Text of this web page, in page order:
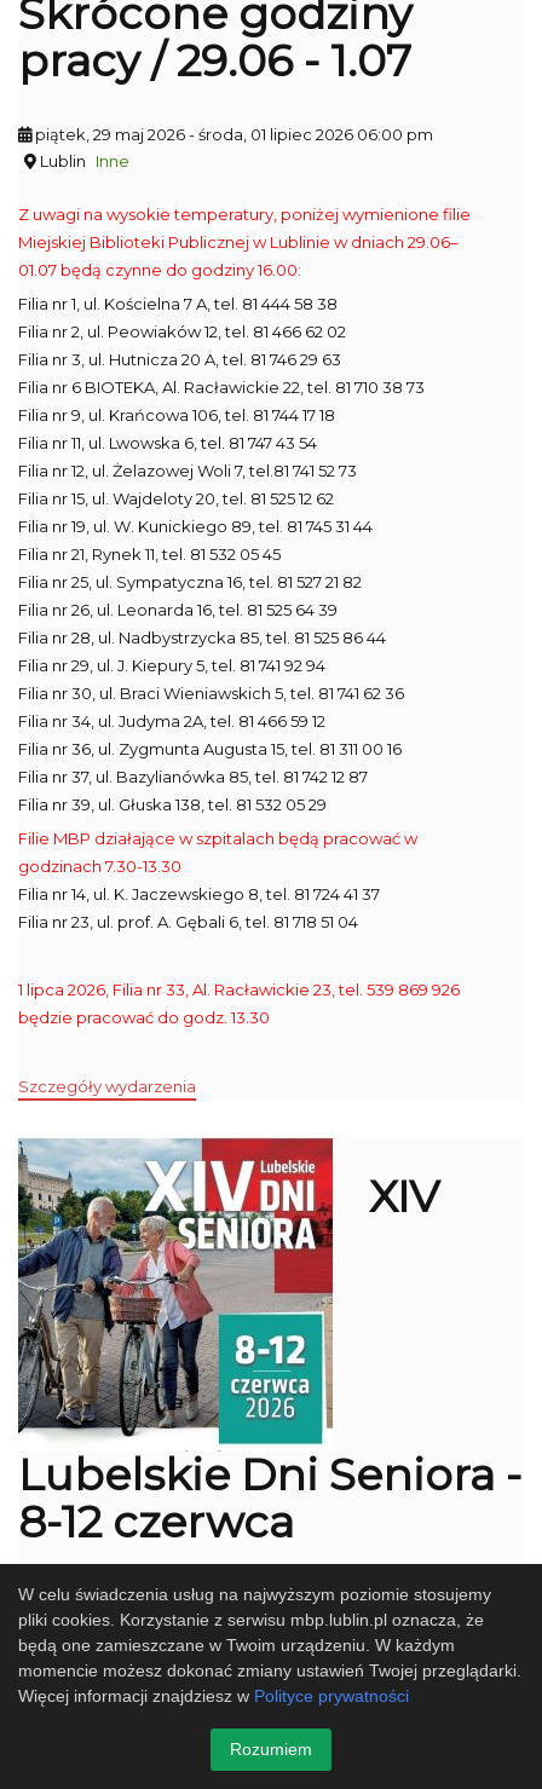
Skrócone godziny
pracy / 29.06 - 1.07
piątek, 29 maj 2026- środa, 01 lipiec 2026 06:00 pm
Lublin
Inne
Z uwagi na wysokie temperatury, poniżej wymienione filie
Miejskiej Biblioteki Publicznej w Lublinie w dniach 29.06–
01.07 będą czynne do godziny 16.00:
Filia nr 1, ul. Kościelna 7 A, tel. 81 444 58 38
Filia nr 2, ul. Peowiaków 12, tel. 81 466 62 02
Filia nr 3, ul. Hutnicza 20 A, tel. 81 746 29 63
Filia nr 6 BIOTEKA, Al. Racławickie 22, tel. 81 710 38 73
Filia nr 9, ul. Krańcowa 106, tel. 81 744 17 18
Filia nr 11, ul. Lwowska 6, tel. 81 747 43 54
Filia nr 12, ul. Żelazowej Woli 7, tel.81 741 52 73
Filia nr 15, ul. Wajdeloty 20, tel. 81 525 12 62
Filia nr 19, ul. W. Kunickiego 89, tel. 81 745 31 44
Filia nr 21, Rynek 11, tel. 81 532 05 45
Filia nr 25, ul. Sympatyczna 16, tel. 81 527 21 82
Filia nr 26, ul. Leonarda 16, tel. 81 525 64 39
Filia nr 28, ul. Nadbystrzycka 85, tel. 81 525 86 44
Filia nr 29, ul. J. Kiepury 5, tel. 81 741 92 94
Filia nr 30, ul. Braci Wieniawskich 5, tel. 81 741 62 36
Filia nr 34, ul. Judyma 2A, tel. 81 466 59 12
Filia nr 36, ul. Zygmunta Augusta 15, tel. 81 311 00 16
Filia nr 37, ul. Bazylianówka 85, tel. 81 742 12 87
Filia nr 39, ul. Głuska 138, tel. 81 532 05 29
Filie MBP działające w szpitalach będą pracować w
godzinach 7.30-13.30
Filia nr 14, ul. K. Jaczewskiego 8, tel. 81 724 41 37
Filia nr 23, ul. prof. A. Gębali 6, tel. 81 718 51 04
1 lipca 2026, Filia nr 33, Al. Racławickie 23, tel. 539 869 926
będzie pracować do godz. 13.30
Szczegóły wydarzenia
XIV
Lubelskie Dni Seniora -
8-12 czerwca
sobota, 30 maj 2026- piątek, 12 czerwiec 2026 07:00 pm
Lublin Spotkania
XIV edycja Lubelskich Dni Seniora to wyjątkowa okazja do
aktywnego uczestnictwa w życiu społecznym i kulturalnym
miasta. Wydarzenie, organizowane z myślą o seniorach, ma
na celu promowanie zdrowego stylu życia, rozwijanie
W celu świadczenia usług na najwyższym poziomie stosujemy
pliki cookies. Korzystanie z serwisu mbp.lublin.pl oznacza, że
będą one zamieszczane w Twoim urządzeniu. W każdym
momencie możesz dokonać zmiany ustawień Twojej przeglądarki.
Więcej informacji znajdziesz w Polityce prywatności
Rozumiem